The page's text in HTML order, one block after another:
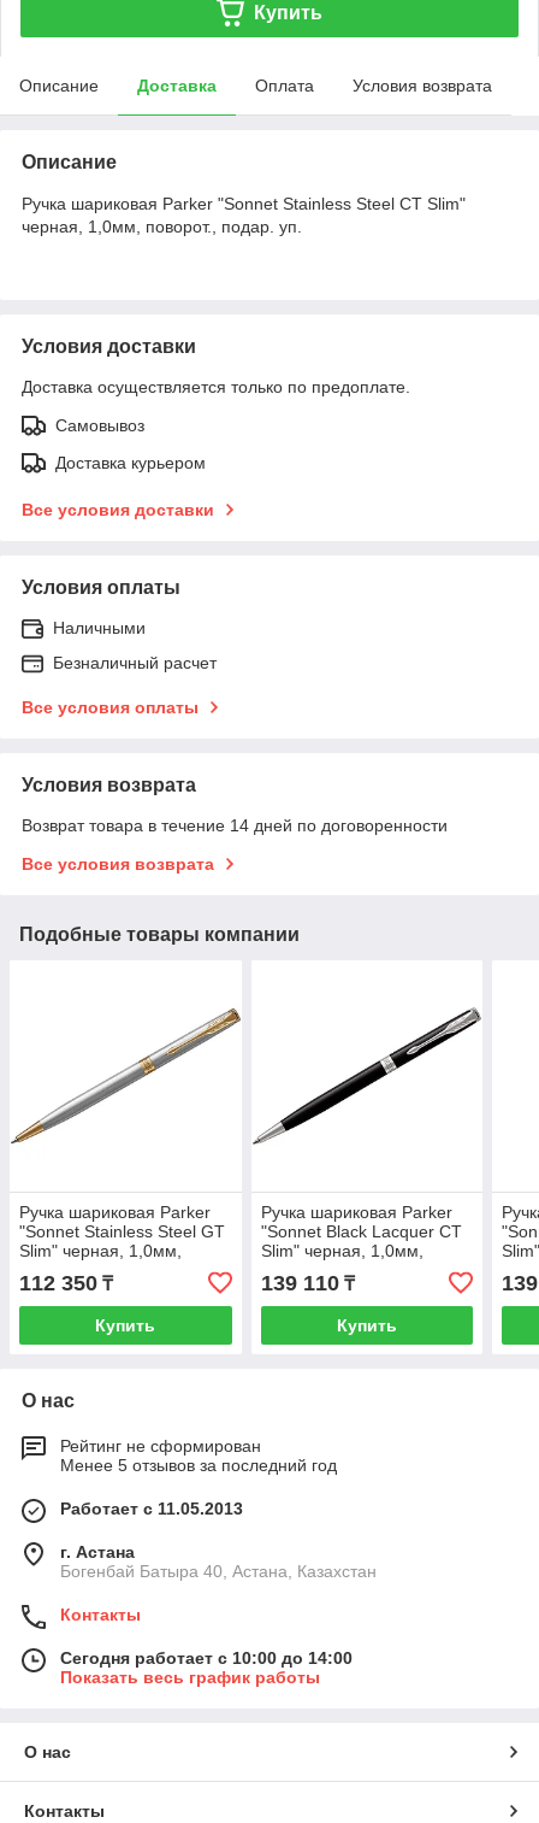
Купить
Описание Доставка Оплата Условия возврата
Описание
Ручка шариковая Parker "Sonnet Stainless Steel CT Slim"
черная, 1,0мм, поворот., подар. уп.
Условия доставки
Доставка осуществляется только по предоплате.
Самовывоз
Доставка курьером
Все условия доставки
Условия оплаты
Наличными
Безналичный расчет
Все условия оплаты
Условия возврата
Возврат товара в течение 14 дней по договоренности
Все условия возврата
Подобные товары компании
Ручка шариковая Parker
"Sonnet Stainless Steel GT
Slim" черная, 1,0мм,
поворот., подар. уп.
112 350 ₸
Купить
Ручка шариковая Parker
"Sonnet Black Lacquer CT
Slim" черная, 1,0мм,
поворот., подар. уп.
139 110₸
Купить
О нас
Рейтинг не сформирован
Менее 5 отзывов за последний год
Работает с 11.05.2013
г. Астана
Богенбай Батыра 40, Астана, Казахстан
Контакты
Сегодня работает с 10:00 до 14:00
Показать весь график работы
О нас
Контакты